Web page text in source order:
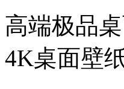
高端极品
4K桌面壁